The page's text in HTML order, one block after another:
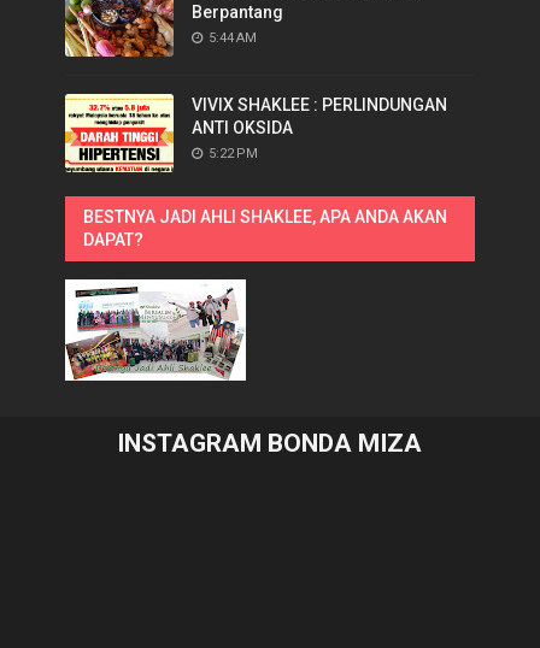
Berpantang
5:44 AM
VIVIX SHAKLEE : PERLINDUNGAN
ANTI OKSIDA
5:22 PM
BESTNYA JADI AHLI SHAKLEE, APA ANDA AKAN
DAPAT?
INSTAGRAM BONDA MIZA